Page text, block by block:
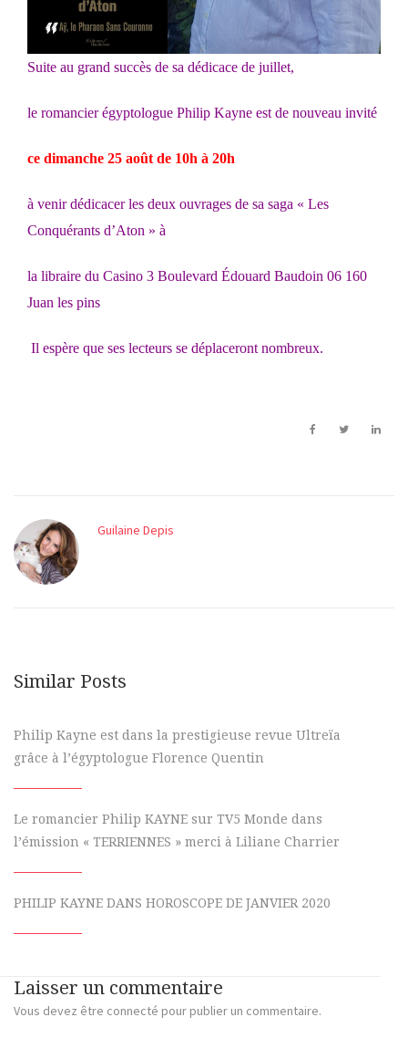
Suite au grand succès de sa dédicace de juillet,
le romancier égyptologue Philip Kayne est de nouveau invité
ce dimanche 25 août de 10h à 20h
à venir dédicacer les deux ouvrages de sa saga « Les
Conquérants d’Aton » à
la libraire du Casino 3 Boulevard Édouard Baudoin 06 160
Juan les pins
Il espère que ses lecteurs se déplaceront nombreux.
Guilaine Depis
Similar Posts
Philip Kayne est dans la prestigieuse revue Ultreïa
grâce à l’égyptologue Florence Quentin
Le romancier Philip KAYNE sur TV5 Monde dans
l’émission « TERRIENNES » merci à Liliane Charrier
PHILIP KAYNE DANS HOROSCOPE DE JANVIER 2020
Laisser un commentaire
Vous devez être connecté pour publier un commentaire.